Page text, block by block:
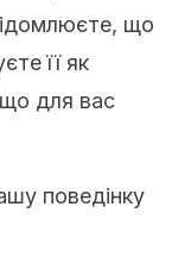
що
її як
для вас
поведінку